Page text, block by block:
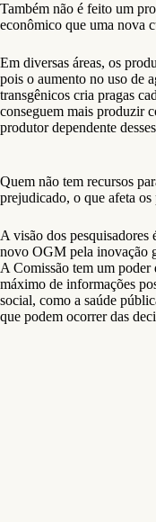
Também não é feito um
econômico que uma nova
Em diversas áreas, os
pois o aumento no uso de
transgênicos cria pragas
conseguem mais produzir
produtor dependente
Quem não tem recursos
prejudicado, o que afeta os
A visão dos
novo OGM pela inovação
A Comissão tem um poder
máximo de informações
social, como a saúde
que podem ocorrer das